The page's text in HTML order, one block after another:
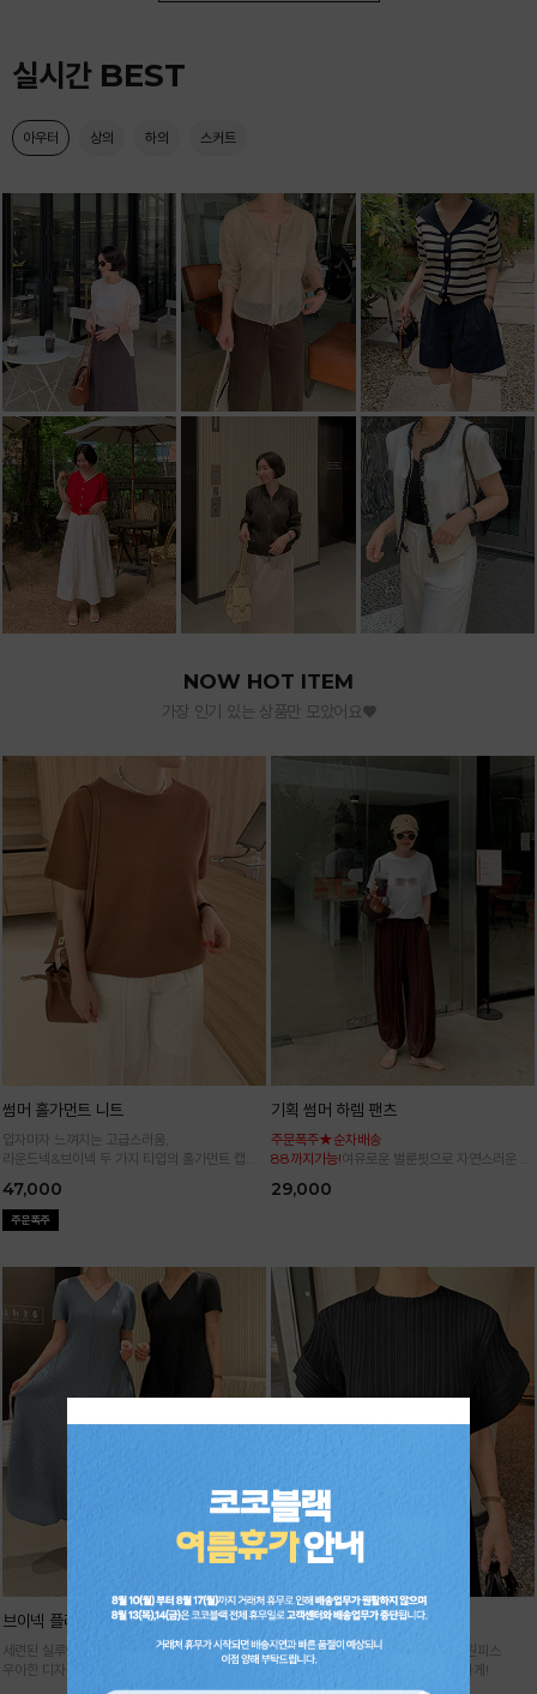
실시간 BEST
아우터 상의 하의 스커트
NOW HOT ITEM
가장 인기 있는 상품만 모았어요♥
썸머 홀가먼트 니트
입자마자 느껴지는 고급스러움,
라운드넥&브이넥 두 가지 타입의 홀가먼트 캡니
47,000
기획 썸머 하렘 팬츠
주문폭주★순차배송
88까지가능!여유로운 벌룬핏으로 자연스러운 체
29,000
브이넥 플리츠 원피스
세련된 실루엣이 돋보이는 플리츠 원피스
우아한 디자인에 시원한 소재감으로 굿!
날개 플리츠 원피스
세련된 실루엣으로 멋스러운 플리츠 원피스
고급스러운 아웃핏으로 여름을 우아하게!